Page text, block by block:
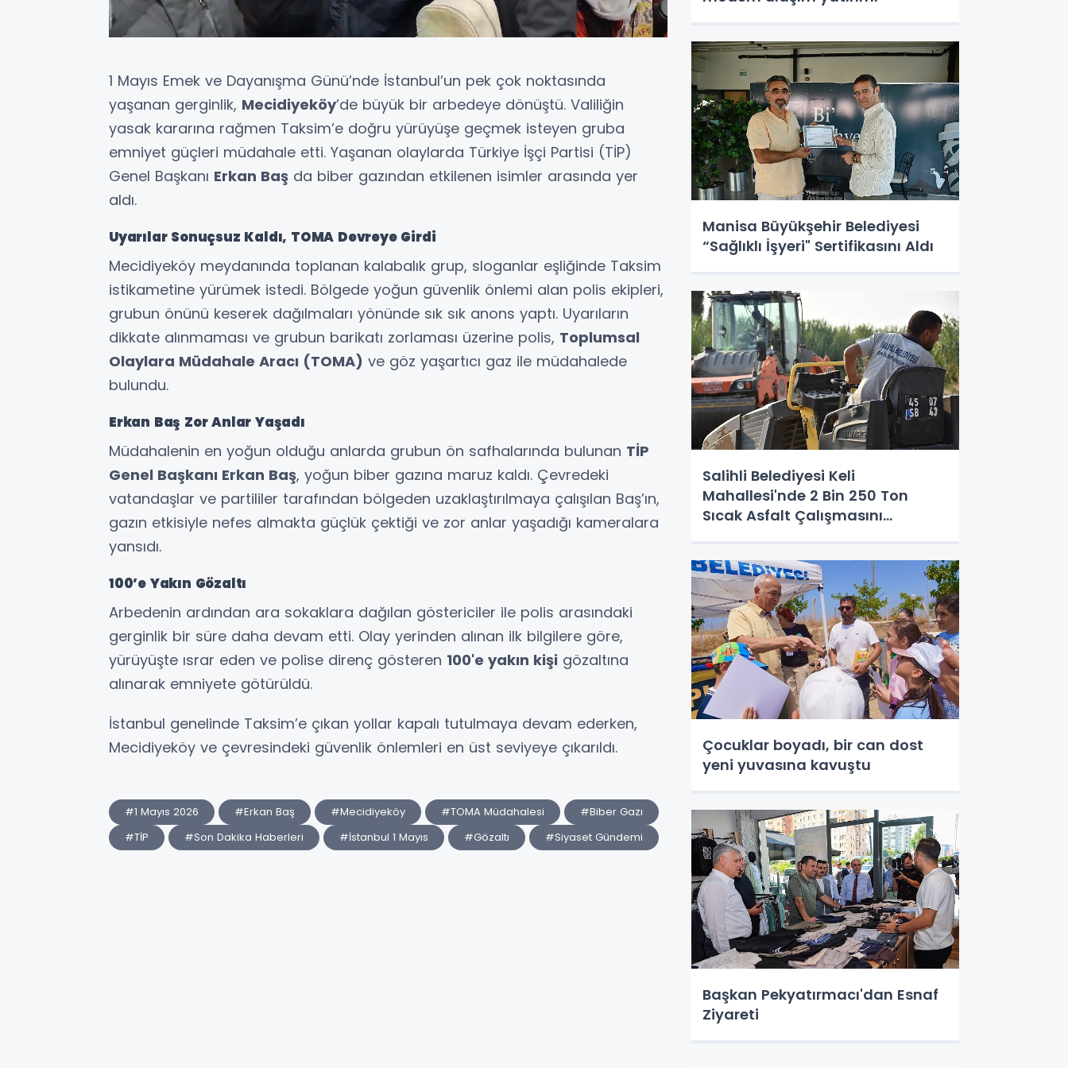
1 Mayıs Emek ve Dayanışma Günü’nde İstanbul’un pek çok noktasında
yaşanan gerginlik, Mecidiyeköy’de büyük bir arbedeye dönüştü. Valiliğin
yasak kararına rağmen Taksim’e doğru yürüyüşe geçmek isteyen gruba
emniyet güçleri müdahale etti. Yaşanan olaylarda Türkiye İşçi Partisi (TİP)
Genel Başkanı Erkan Baş da biber gazından etkilenen isimler arasında yer
aldı.
Uyarılar Sonuçsuz Kaldı, TOMA Devreye Girdi
Mecidiyeköy meydanında toplanan kalabalık grup, sloganlar eşliğinde Taksim
istikametine yürümek istedi. Bölgede yoğun güvenlik önlemi alan polis ekipleri,
grubun önünü keserek dağılmaları yönünde sık sık anons yaptı. Uyarıların
dikkate alınmaması ve grubun barikatı zorlaması üzerine polis, Toplumsal
Olaylara Müdahale Aracı (TOMA) ve göz yaşartıcı gaz ile müdahalede
bulundu.
Erkan Baş Zor Anlar Yaşadı
Müdahalenin en yoğun olduğu anlarda grubun ön safhalarında bulunan TİP
Genel Başkanı Erkan Baş, yoğun biber gazına maruz kaldı. Çevredeki
vatandaşlar ve partililer tarafından bölgeden uzaklaştırılmaya çalışılan Baş’ın,
gazın etkisiyle nefes almakta güçlük çektiği ve zor anlar yaşadığı kameralara
yansıdı.
100’e Yakın Gözaltı
Arbedenin ardından ara sokaklara dağılan göstericiler ile polis arasındaki
gerginlik bir süre daha devam etti. Olay yerinden alınan ilk bilgilere göre,
yürüyüşte ısrar eden ve polise direnç gösteren 100'e yakın kişi gözaltına
alınarak emniyete götürüldü.
İstanbul genelinde Taksim’e çıkan yollar kapalı tutulmaya devam ederken,
Mecidiyeköy ve çevresindeki güvenlik önlemleri en üst seviyeye çıkarıldı.
#1 Mayıs 2026 #Erkan Baş #Mecidiyeköy #TOMA Müdahalesi
#Biber Gazı
#TİP
#Son Dakika Haberleri #İstanbul 1 Mayıs #Gözaltı #Siyaset Gündemi
Manisa Büyükşehir Belediyesi
“Sağlıklı İşyeri" Sertifikasını Aldı
Salihli Belediyesi Keli
Mahallesi'nde 2 Bin 250 Ton
Sıcak Asfalt Çalışmasını
Çocuklar boyadı, bir can dost
yeni yuvasına kavuştu
Başkan Pekyatırmacı'dan Esnaf
Ziyareti